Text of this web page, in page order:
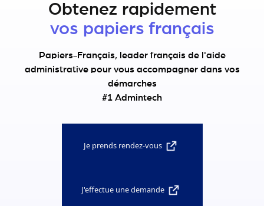
Obtenez rapidement
votre titre de séjour
Papiers-Français, leader français de l'aide
administrative pour vous accompagner dans vos
démarches
#1 Admintech
Je prends rendez-vous
J'effectue une demande